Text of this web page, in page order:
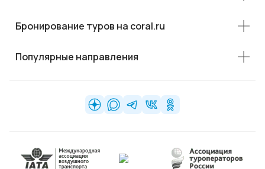
Бронирование туров на coral.ru
Популярные направления